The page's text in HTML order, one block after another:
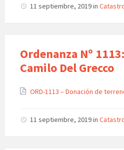
11 septiembre, 2019in
Ordenanza Nº
Camilo Del Grecco
ORD-1113 – Donación de
11 septiembre, 2019in